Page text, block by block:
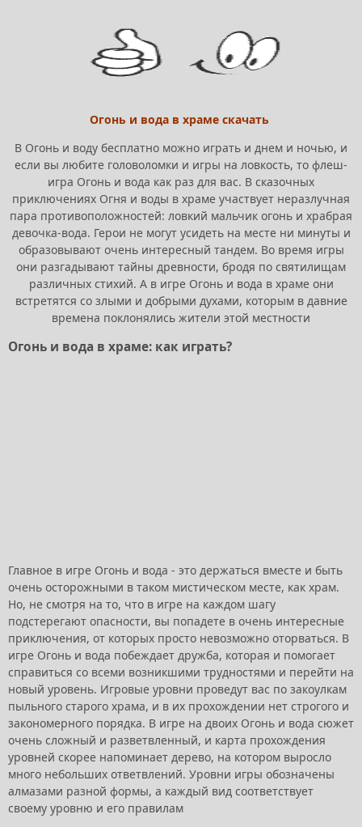
Огонь и вода в храме скачать
В Огонь и воду бесплатно можно играть и днем и ночью, и
если вы любите головоломки и игры на ловкость, то флеш-
игра Огонь и вода как раз для вас. В сказочных
приключениях Огня и воды в храме участвует неразлучная
пара противоположностей: ловкий мальчик огонь и храбрая
девочка-вода. Герои не могут усидеть на месте ни минуты и
образовывают очень интересный тандем. Во время игры
они разгадывают тайны древности, бродя по святилищам
различных стихий. А в игре Огонь и вода в храме они
встретятся со злыми и добрыми духами, которым в давние
времена поклонялись жители этой местности
Огонь и вода в храме: как играть?
Главное в игре Огонь и вода - это держаться вместе и быть
очень осторожными в таком мистическом месте, как храм.
Но, не смотря на то, что в игре на каждом шагу
подстерегают опасности, вы попадете в очень интересные
приключения, от которых просто невозможно оторваться. В
игре Огонь и вода побеждает дружба, которая и помогает
справиться со всеми возникшими трудностями и перейти на
новый уровень. Игровые уровни проведут вас по закоулкам
пыльного старого храма, и в их прохождении нет строгого и
закономерного порядка. В игре на двоих Огонь и вода сюжет
очень сложный и разветвленный, и карта прохождения
уровней скорее напоминает дерево, на котором выросло
много небольших ответвлений. Уровни игры обозначены
алмазами разной формы, а каждый вид соответствует
своему уровню и его правилам